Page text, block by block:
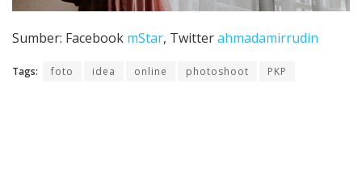
Sumber: Facebook mStar, Twitterahmadamirrudin
Tags: foto idea online photoshoot PKP